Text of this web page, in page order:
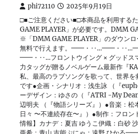
phi72110 2025年9月19日
□■ご注意ください■□本商品を利用する
GAME PLAYER」が必要です。DMM
※「DMM GAME PLAYER」のダウンロ
無料で行えます。━━・‥…━━・
━━・‥…フロントウイング × グッドス
力タッグが贈るノベルゲーム最新作『
私、最高のラブソングを歌って、世界を
です●企画・シナリオ：浅生詠 （『
ーデザイン：ゆさの（『ATRI -My
辺明夫 （『物語シリーズ』）●音楽：松
日々 〜不連続存在〜』）●制作：フロン
情報】カナデ：夏吉 ゆうこ伊織：白砂